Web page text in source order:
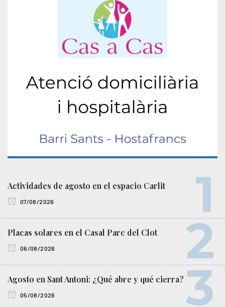
Actividades de agosto en el espacio Carlit
07/08/2026
Placas solares en el Casal Parc del Clot
06/08/2026
Agosto en Sant Antoni: ¿Qué abre y qué cierra?
05/08/2026